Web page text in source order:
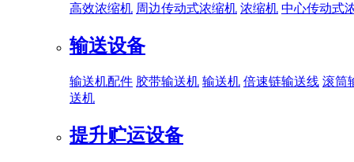
高效浓缩机 周边传动式浓缩机 浓缩机 中心传动式
输送设备
输送机配件 胶带输送机 输送机 倍速链输送线 滚筒
送机
提升贮运设备